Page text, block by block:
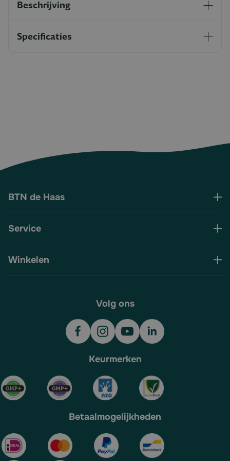
Beschrijving
Specificaties
BTN de Haas
Service
Winkelen
Volg ons
Keurmerken
Betaalmogelijkheden